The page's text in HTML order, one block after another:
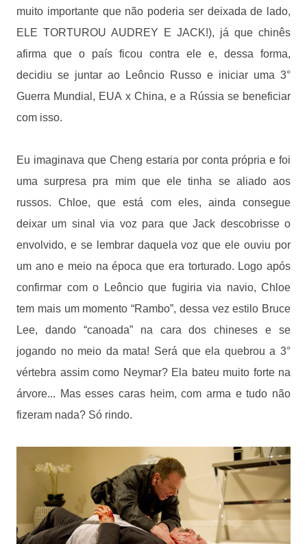
muito importante que não poderia ser deixada de lado,
ELE TORTUROU AUDREY E JACK!), já que chinês
afirma que o país ficou contra ele e, dessa forma,
decidiu se juntar ao Leôncio Russo e iniciar uma 3°
Guerra Mundial, EUA x China, e a Rússia se beneficiar
com isso.
Eu imaginava que Cheng estaria por conta própria e foi
uma surpresa pra mim que ele tinha se aliado aos
russos. Chloe, que está com eles, ainda consegue
deixar um sinal via voz para que Jack descobrisse o
envolvido, e se lembrar daquela voz que ele ouviu por
um ano e meio na época que era torturado. Logo após
confirmar com o Leôncio que fugiria via navio, Chloe
tem mais um momento “Rambo”, dessa vez estilo Bruce
Lee, dando “canoada” na cara dos chineses e se
jogando no meio da mata! Será que ela quebrou a 3°
vértebra assim como Neymar? Ela bateu muito forte na
árvore... Mas esses caras heim, com arma e tudo não
fizeram nada? Só rindo.